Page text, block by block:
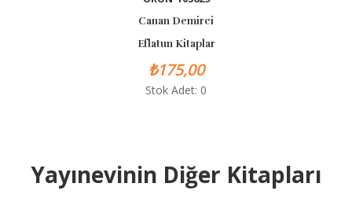
Yayınevinin Diğer Kitapları